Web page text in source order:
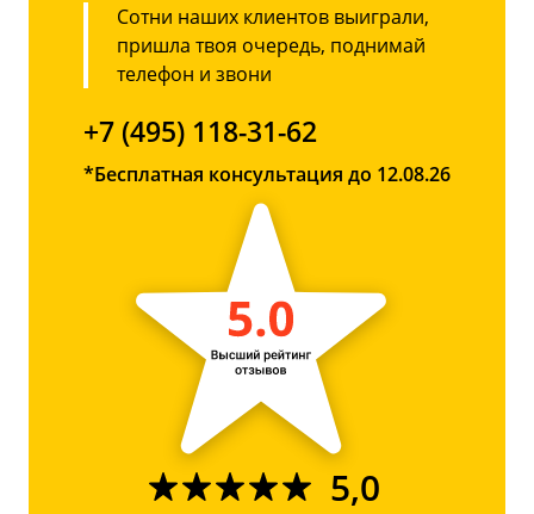
Сотни наших клиентов выиграли,
пришла твоя очередь, поднимай
телефон и звони
+7 (495) 118-31-62
*Бесплатная консультация до 12.08.26
5,0